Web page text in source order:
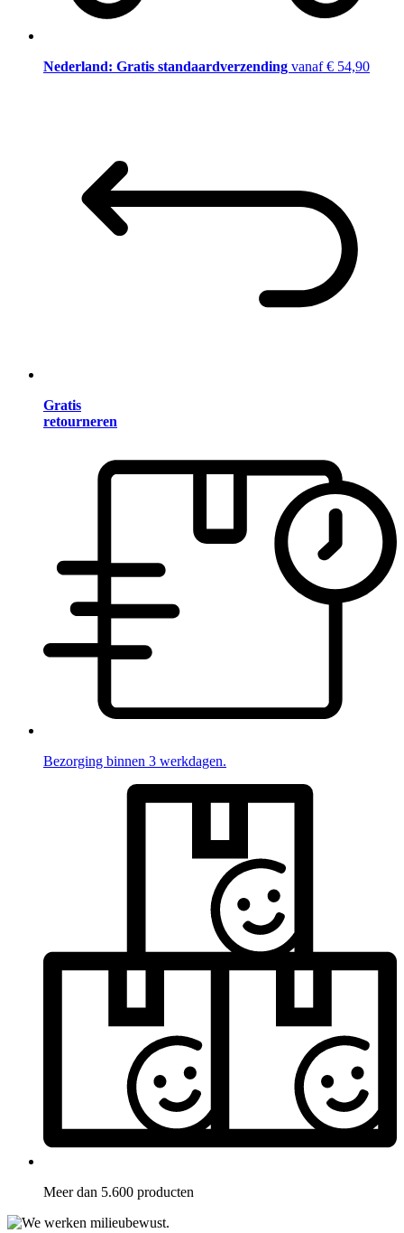
Nederland: Gratis standaardverzending vanaf € 54,90
Gratis
retourneren
Bezorging binnen 3 werkdagen.
Meer dan 5.600 producten